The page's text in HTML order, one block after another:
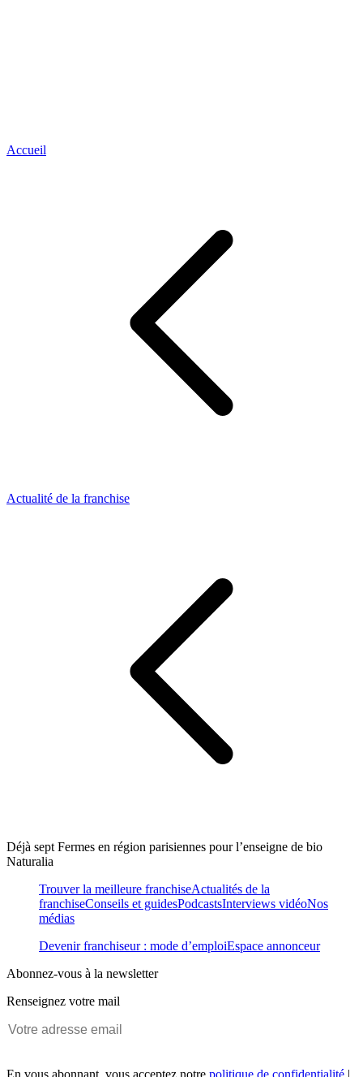
Accueil
Actualité de la franchise
Déjà sept Fermes en région parisiennes pour l’enseigne de bio
Naturalia
Trouver la meilleure franchiseActualités de la
franchiseConseils et guidesPodcastsInterviews vidéoNos
médias
Devenir franchiseur : mode d’emploiEspace annonceur
Abonnez-vous à la newsletter
Renseignez votre mail
En vous abonnant, vous acceptez notre politique de confidentialité |